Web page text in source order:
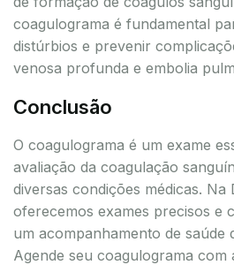
coagulograma é fundamental
distúrbios e prevenir
venosa profunda e embolia
Conclusão
O coagulograma é um exame
avaliação da coagulação
diversas condições médicas. Na
oferecemos exames precisos e
um acompanhamento de saúde
Agende seu coagulograma com